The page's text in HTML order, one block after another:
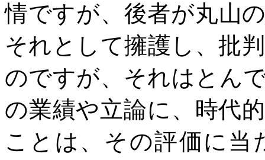
情ですが、後者が丸山
それとして擁護し、批
のですが、それはとん
の業績や立論に、時代
ことは、その評価に当